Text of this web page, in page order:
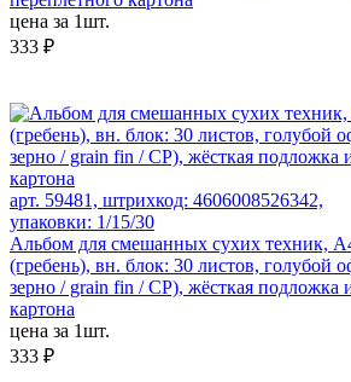
цена за 1шт.
333 ₽
арт. 59481, штрихкод: 4606008526342,
упаковки: 1/15/30
Альбом для смешанных сухих техник,
(гребень), вн. блок: 30 листов, голубой
зерно / grain fin / CP), жёсткая подложка
картона
цена за 1шт.
333 ₽